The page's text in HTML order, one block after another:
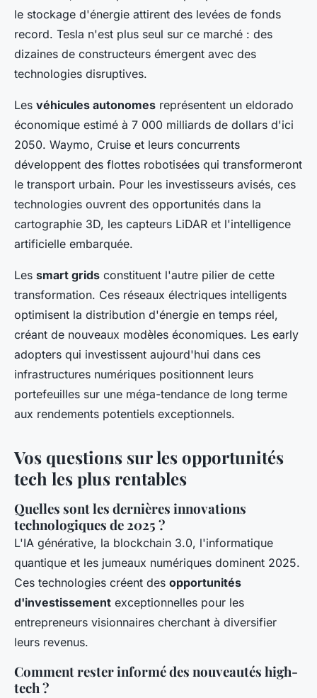
le stockage d'énergie attirent des levées de fonds
record. Tesla n'est plus seul sur ce marché : des
dizaines de constructeurs émergent avec des
technologies disruptives.
Les véhicules autonomes représentent un eldorado
économique estimé à 7 000 milliards de dollars d'ici
2050. Waymo, Cruise et leurs concurrents
développent des flottes robotisées qui transformeront
le transport urbain. Pour les investisseurs avisés, ces
technologies ouvrent des opportunités dans la
cartographie 3D, les capteurs LiDAR et l'intelligence
artificielle embarquée.
Les smart grids constituent l'autre pilier de cette
transformation. Ces réseaux électriques intelligents
optimisent la distribution d'énergie en temps réel,
créant de nouveaux modèles économiques. Les early
adopters qui investissent aujourd'hui dans ces
infrastructures numériques positionnent leurs
portefeuilles sur une méga-tendance de long terme
aux rendements potentiels exceptionnels.
Vos questions sur les opportunités
tech les plus rentables
Quelles sont les dernières innovations
technologiques de 2025 ?
L'IA générative, la blockchain 3.0, l'informatique
quantique et les jumeaux numériques dominent 2025.
Ces technologies créent des opportunités
d'investissement exceptionnelles pour les
entrepreneurs visionnaires cherchant à diversifier
leurs revenus.
Comment rester informé des nouveautés high-
tech ?